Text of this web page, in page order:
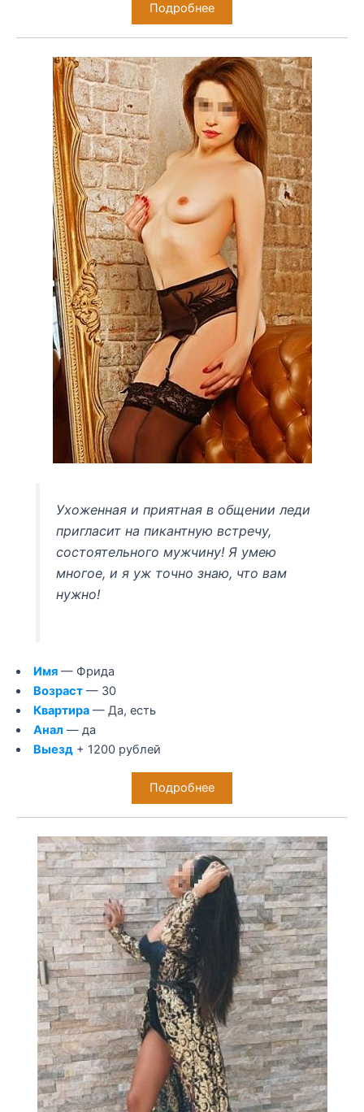
Подробнее
Ухоженная и приятная в общении леди
пригласит на пикантную встречу,
состоятельного мужчину! Я умею
многое, и я уж точно знаю, что вам
нужно!
Имя— Фрида
Возраст— 30
Квартира— Да, есть
Анал — да
Выезд+ 1200 рублей
Подробнее